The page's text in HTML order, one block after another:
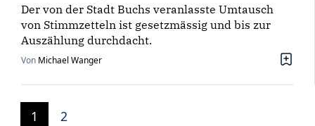
Der von der Stadt Buchs veranlasste Umtausch
von Stimmzetteln ist gesetzmässig und bis zur
Auszählung durchdacht.
Von Michael Wanger
1 2